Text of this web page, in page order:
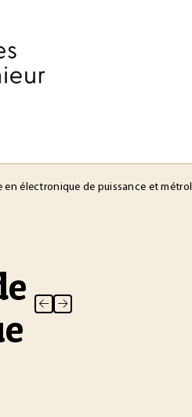
en électronique de puissance et